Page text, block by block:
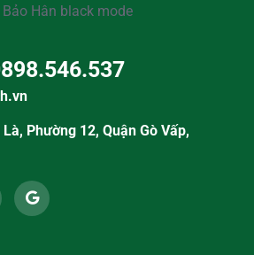
Phường 12, Quận Gò Vấp,